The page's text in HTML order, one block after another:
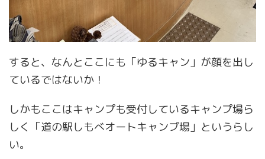
すると、なんとここにも「ゆるキャン」が顔を出し
ているではないか！
しかもここはキャンプも受付しているキャンプ場ら
しく「道の駅しもべオートキャンプ場」というらし
い。